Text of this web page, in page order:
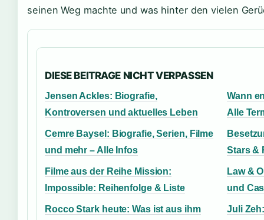
seinen Weg machte und was hinter den vielen
DIESE BEITRAGE NICHT VERPASSEN
Jensen Ackles: Biografie,
Kontroversen und aktuelles Leben
Wann
Alle
Cemre Baysel: Biografie, Serien, Filme
und mehr – Alle Infos
Stars &
Filme aus der Reihe Mission:
Impossible: Reihenfolge & Liste
Law &
und
Rocco Stark heute: Was ist aus ihm
Juli